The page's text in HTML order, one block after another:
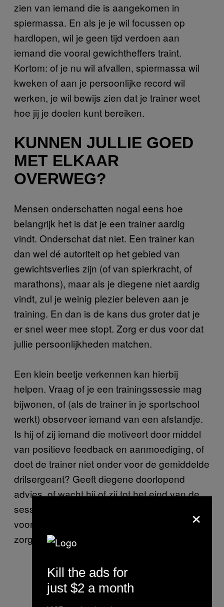
zien van iemand die is aangekomen in
spiermassa. En als je je wil focussen op
hardlopen, wil je geen tijd verdoen aan
iemand die vooral gewichtheffers traint.
Kortom: of je nu wil afvallen, spiermassa wil
kweken of aan je persoonlijke record wil
werken, je wil bewijs zien dat je trainer weet
hoe jij je doelen kunt bereiken.
KUNNEN JULLIE GOED
MET ELKAAR
OVERWEG?
Mensen onderschatten nogal eens hoe
belangrijk het is dat je een trainer aardig
vindt. Onderschat dat niet. Een trainer kan
dan wel dé autoriteit op het gebied van
gewichtsverlies zijn (of van spierkracht, of
marathons), maar als je diegene niet aardig
vindt, zul je weinig plezier beleven aan je
training. En dan is de kans dus groter dat je
er snel weer mee stopt. Zorg er dus voor dat
jullie persoonlijkheden matchen.
Een klein beetje verkennen kan hierbij
helpen. Vraag of je een trainingssessie mag
bijwonen, of (als de trainer in je sportschool
werkt) observeer iemand van een afstandje.
Is hij of zij iemand die motiveert door middel
van positieve feedback en aanmoediging, of
doet de trainer niet onder voor de gemiddelde
drilsergeant? Geeft diegene doorlopend
advies, of wacht hij of zij tot het eind van de
sessie om kritiek te geven en verbeteringen
voor te stellen? Wat zijn of haar stijl ook is,
zorg dat het bij jouw persoonlijkheid aansluit.
×
Kill the ads for
just $2 a month